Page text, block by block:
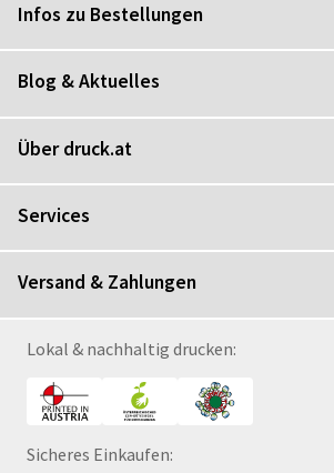
Infos zu Bestellungen
Blog & Aktuelles
Über druck.at
Services
Versand & Zahlungen
Lokal & nachhaltig drucken:
Sicheres Einkaufen: